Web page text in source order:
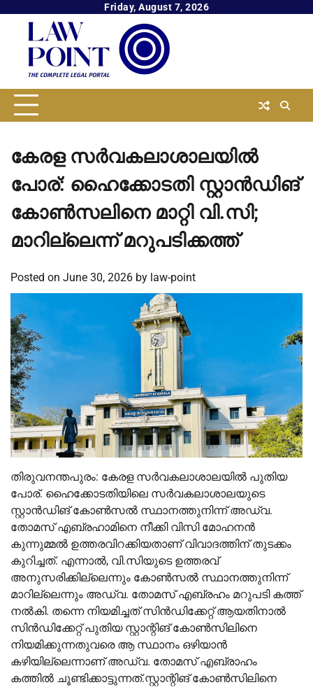
content
Friday, August 7, 2026
കേരള സർവകലാശാലയിൽ
പോര്: ഹൈക്കോടതി സ്റ്റാൻഡിങ്
കോൺസലിനെ മാറ്റി വി.സി;
മാറില്ലെന്ന് മറുപടിക്കത്ത്
Posted on June 30, 2026 by law-point
തിരുവനന്തപുരം: കേരള സർവകലാശാലയിൽ പുതിയ
പോര്. ഹൈക്കോടതിയിലെ സർവകലാശാലയുടെ
സ്റ്റാൻഡിങ് കോൺസൽ സ്ഥാനത്തുനിന്ന് അഡ്വ.
തോമസ് എബ്രഹാമിനെ നീക്കി വിസി മോഹനൻ
കുന്നുമ്മൽ ഉത്തരവിറക്കിയതാണ് വിവാദത്തിന് തുടക്കം
കുറിച്ചത്. എന്നാൽ, വി.സിയുടെ ഉത്തരവ്
അനുസരിക്കില്ലെന്നും കോൺസൽ സ്ഥാനത്തുനിന്ന്
മാറില്ലെന്നും അഡ്വ. തോമസ് എബ്രഹം മറുപടി കത്ത്
നൽകി. തന്നെ നിയമിച്ചത് സിൻഡിക്കേറ്റ് ആയതിനാൽ
സിൻഡിക്കേറ്റ് പുതിയ സ്റ്റാന്റിങ് കോൺസിലിനെ
നിയമിക്കുന്നതുവരെ ആ സ്ഥാനം ഒഴിയാൻ
കഴിയില്ലെന്നാണ് അഡ്വ. തോമസ് എബ്രാഹം
കത്തിൽ ചൂണ്ടിക്കാട്ടുന്നത്.സ്റ്റാന്റിങ് കോൺസിലിനെ